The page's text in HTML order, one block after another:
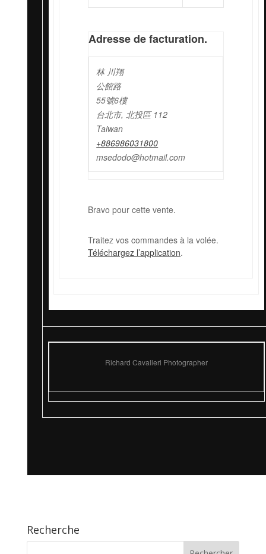
Adresse de facturation.
林 川翔
公館路
55號6樓
台北市, 北投區 112
Taiwan
+886986031800
msedodo@hotmail.com
Bravo pour cette vente.
Traitez vos commandes à la volée.
Téléchargez l’application.
Richard Cavalleri Photographer
Recherche